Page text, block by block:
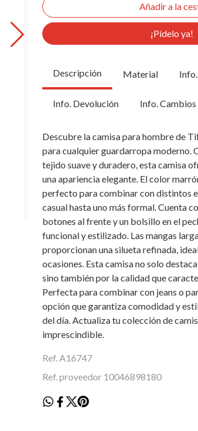
¡Pídelo ya!
Descripción Material
Info. Devolución Info. Cambios
Descubre la camisa para hombre de
para cualquier guardarropa moderno.
tejido suave y duradero, esta camisa
una apariencia elegante. El color
perfecto para combinar con distintos
casual hasta uno más formal. Cuenta
botones al frente y un bolsillo en el
funcional y estilizado. Las mangas
proporcionan una silueta refinada,
ocasiones. Esta camisa no solo
sino también por la calidad que
Perfecta para combinar con jeans o
opción que garantiza comodidad y
del día. Actualiza tu colección de
imprescindible.
Ref. A16747
Ref. proveedor 10046898180